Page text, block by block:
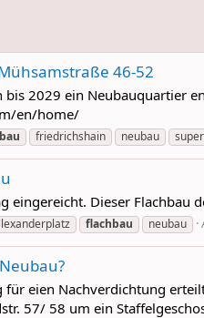
46-52
2029 ein Neubauquartier
en/home/
friedrichshain neubau
eingereicht. Dieser
flachbau neubau
eien Nachverdichtung
57/ 58 um ein